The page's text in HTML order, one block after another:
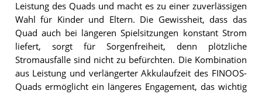
Leistung des Quads und macht es zu einer zuverlässigen
Wahl für Kinder und Eltern. Die Gewissheit, dass das
Quad auch bei längeren Spielsitzungen konstant Strom
liefert, sorgt für Sorgenfreiheit, denn plötzliche
Stromausfälle sind nicht zu befürchten. Die Kombination
aus Leistung und verlängerter Akkulaufzeit des FINOOS-
Quads ermöglicht ein längeres Engagement, das wichtig